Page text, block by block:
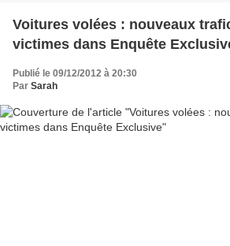
Voitures volées : nouveaux
victimes dans Enquête
Publié le 09/12/2012 à 20:30
Par Sarah